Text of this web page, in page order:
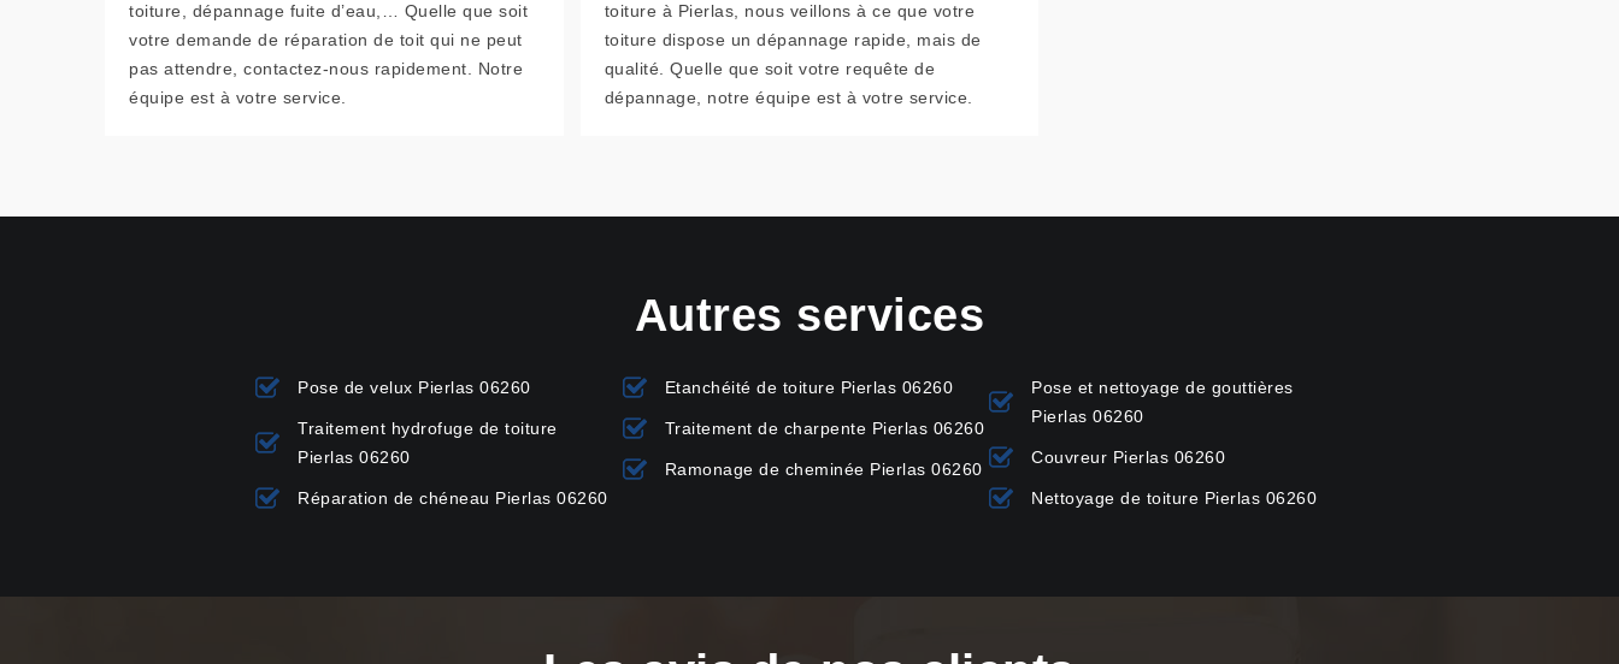
toiture, dépannage fuite d’eau,… Quelle que soit
votre demande de réparation de toit qui ne peut
pas attendre, contactez-nous rapidement. Notre
équipe est à votre service.
toiture à Pierlas, nous veillons à ce que votre
toiture dispose un dépannage rapide, mais de
qualité. Quelle que soit votre requête de
dépannage, notre équipe est à votre service.
Autres services
Pose de velux Pierlas 06260
Traitement hydrofuge de toiture
Pierlas 06260
Réparation de chéneau Pierlas 06260
Etanchéité de toiture Pierlas 06260
Traitement de charpente Pierlas 06260
Ramonage de cheminée Pierlas 06260
Pose et nettoyage de gouttières
Pierlas 06260
Couvreur Pierlas 06260
Nettoyage de toiture Pierlas 06260